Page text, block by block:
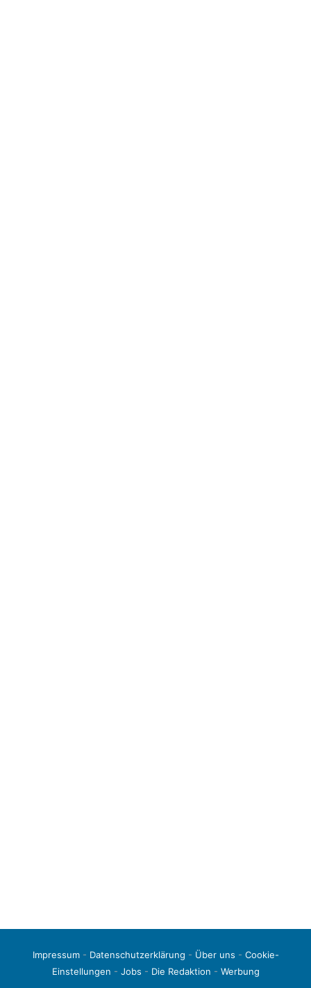
Impressum- Datenschutzerklärung - Über uns - Cookie-
Einstellungen - Jobs - Die Redaktion - Werbung